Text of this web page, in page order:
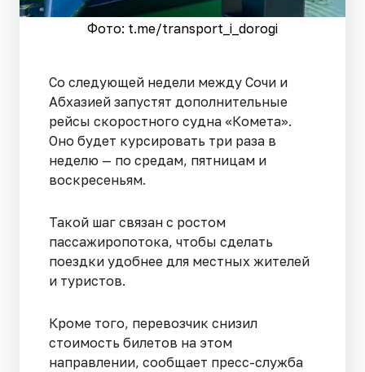
Фото: t.me/transport_i_dorogi
Со следующей недели между Сочи и
Абхазией запустят дополнительные
рейсы скоростного судна «Комета».
Оно будет курсировать три раза в
неделю — по средам, пятницам и
воскресеньям.
Такой шаг связан с ростом
пассажиропотока, чтобы сделать
поездки удобнее для местных жителей
и туристов.
Кроме того, перевозчик снизил
стоимость билетов на этом
направлении, сообщает пресс-служба